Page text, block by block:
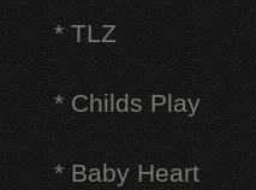
* TLZ
* Childs Play
* Baby Heart